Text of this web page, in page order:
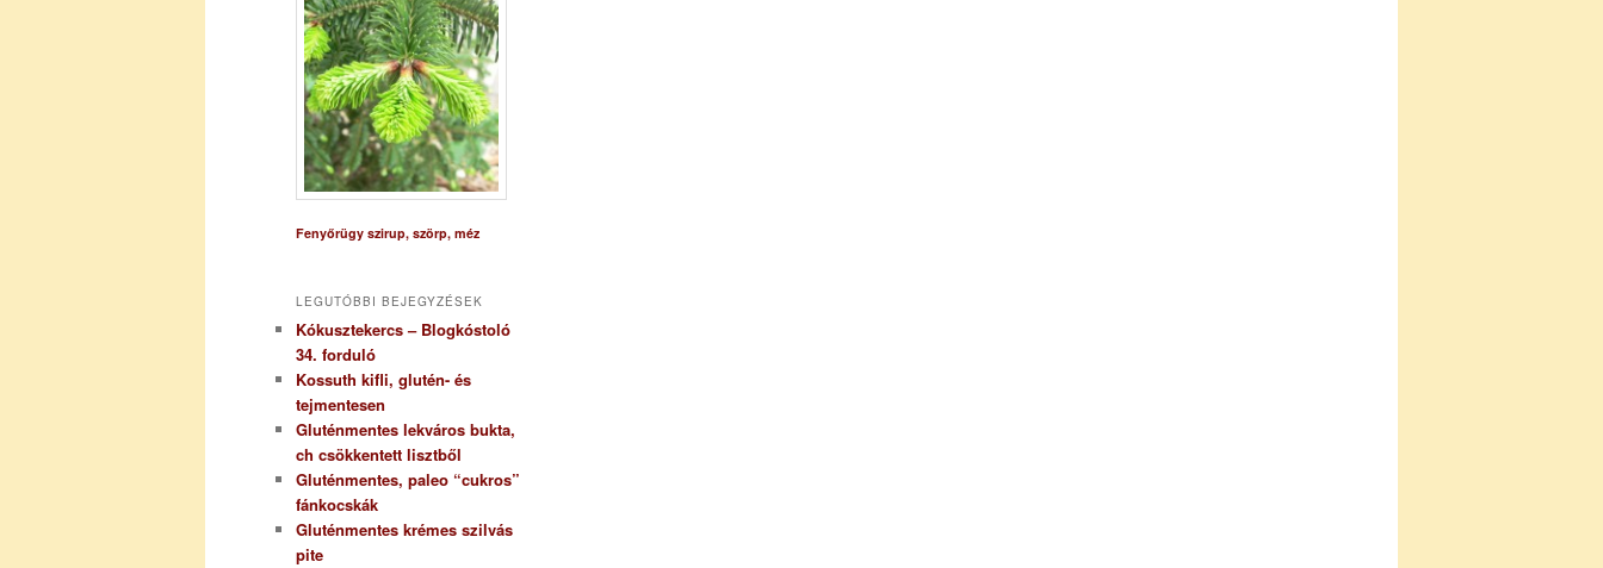
Fenyőrügy szirup, szörp, méz
LEGUTÓBBI BEJEGYZÉSEK
Kókusztekercs – Blogkóstoló
34. forduló
Kossuth kifli, glutén- és
tejmentesen
Gluténmentes lekváros bukta,
ch csökkentett lisztből
Gluténmentes, paleo “cukros”
fánkocskák
Gluténmentes krémes szilvás
pite